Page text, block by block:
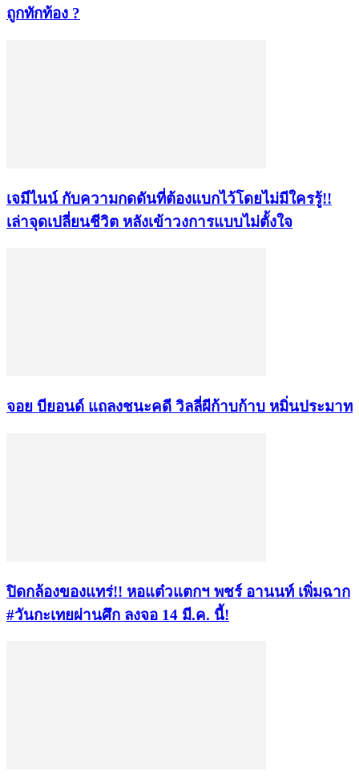
ถูกทักท้อง ?
เจมีไนน์ กับความกดดันที่ต้องแบกไว้โดยไม่มีใครรู้!!
เล่าจุดเปลี่ยนชีวิต หลังเข้าวงการแบบไม่ตั้งใจ
จอย บียอนด์ แถลงชนะคดี วิลลี่ผีก้าบก้าบ หมิ่นประมาท
ปิดกล้องของแทร่!! หอแต๋วแตกฯ พชร์ อานนท์ เพิ่มฉาก
#วันกะเทยผ่านศึก ลงจอ 14 มี.ค. นี้!